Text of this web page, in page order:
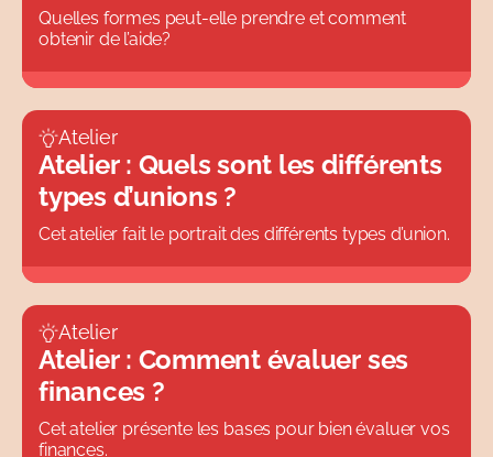
Quelles formes peut-elle prendre et comment
obtenir de l’aide?
Atelier
Atelier : Quels sont les différents
types d’unions ?
Cet atelier fait le portrait des différents types d’union.
Atelier
Atelier : Comment évaluer ses
finances ?
Cet atelier présente les bases pour bien évaluer vos
finances.